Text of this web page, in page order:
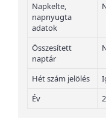
Napkelte,
napnyugta
adatok
Összesített
naptár
Hét szám jelölés
Év